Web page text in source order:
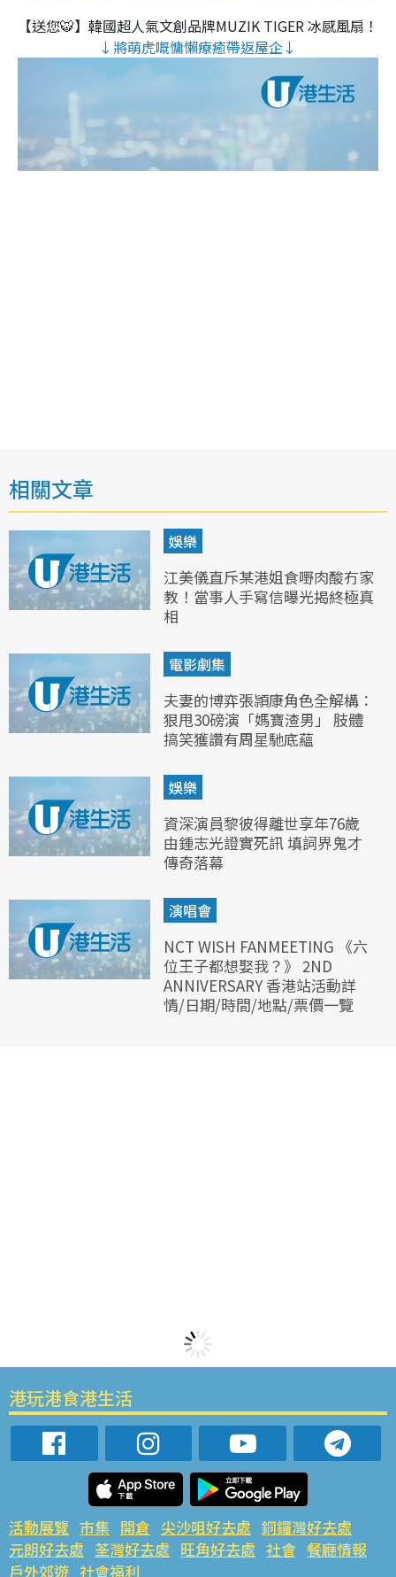
【送您🐯】韓國超人氣文創品牌MUZIK TIGER 冰感風扇！
↓將萌虎嘅慵懶療癒帶返屋企↓
相關文章
娛樂
江美儀直斥某港姐食嘢肉酸冇家
教！當事人手寫信曝光揭終極真
相
電影劇集
夫妻的博弈張頴康角色全解構：
狠甩30磅演「媽寶渣男」 肢體
搞笑獲讚有周星馳底蘊
娛樂
資深演員黎彼得離世享年76歲
由鍾志光證實死訊 填詞界鬼才
傳奇落幕
演唱會
NCT WISH FANMEETING 《六
位王子都想娶我？》 2ND
ANNIVERSARY 香港站活動詳
情/日期/時間/地點/票價一覽
港玩港食港生活
活動展覽 市集 開倉 尖沙咀好去處 銅鑼灣好去處
元朗好去處 荃灣好去處 旺角好去處 社會 餐廳情報
戶外郊遊 社會福利